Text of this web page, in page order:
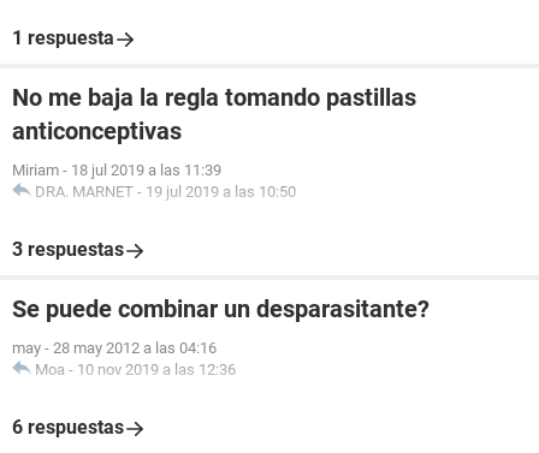
1 respuesta
No me baja la regla tomando pastillas
anticonceptivas
Miriam - 18 jul 2019 a las 11:39
DRA. MARNET - 19 jul 2019 a las 10:50
3 respuestas
Se puede combinar un desparasitante?
may - 28 may 2012 a las 04:16
Moa - 10 nov 2019 a las 12:36
6 respuestas